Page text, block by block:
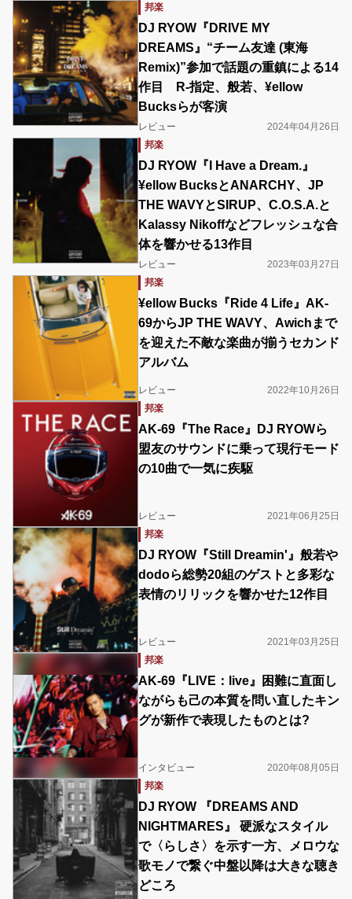
邦楽
DJ RYOW『DRIVE MY
DREAMS』“チーム友達 (東海
Remix)”参加で話題の重鎮による14
作目 R-指定、般若、¥ellow
Bucksらが客演
レビュー
2024年04月26日
邦楽
DJ RYOW『I Have a Dream.』
¥ellow BucksとANARCHY、JP
THE WAVYとSIRUP、C.O.S.A.と
Kalassy Nikoffなどフレッシュな合
体を響かせる13作目
レビュー
2023年03月27日
邦楽
¥ellow Bucks『Ride 4 Life』AK-
69からJP THE WAVY、Awichまで
を迎えた不敵な楽曲が揃うセカンド
アルバム
レビュー
2022年10月26日
邦楽
AK-69『The Race』DJ RYOWら
盟友のサウンドに乗って現行モード
の10曲で一気に疾駆
レビュー
2021年06月25日
邦楽
DJ RYOW『Still Dreamin'』般若や
dodoら総勢20組のゲストと多彩な
表情のリリックを響かせた12作目
レビュー
2021年03月25日
邦楽
AK-69『LIVE：live』困難に直面し
ながらも己の本質を問い直したキン
グが新作で表現したものとは?
インタビュー
2020年08月05日
邦楽
DJ RYOW 『DREAMS AND
NIGHTMARES』 硬派なスタイル
で〈らしさ〉を示す一方、メロウな
歌モノで繋ぐ中盤以降は大きな聴き
どころ